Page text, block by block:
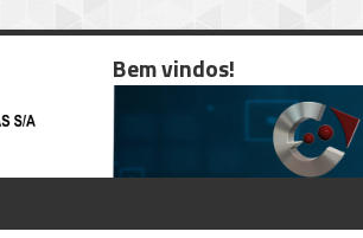
Bem vindos!